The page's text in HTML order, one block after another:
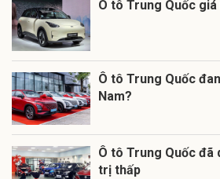
Ô tô Trung Quốc
Ô tô Trung Quốc
Nam?
Ô tô Trung Quốc đã
trị thấp